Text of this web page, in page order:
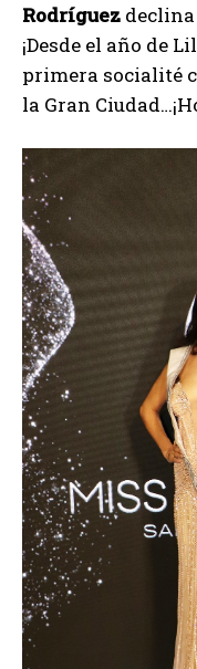
Rodríguez
¡Desde el año de
primera socialité
la Gran